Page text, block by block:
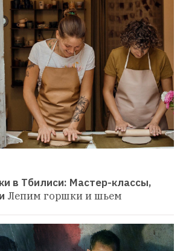
в Тбилиси: Мастер-классы,
Лепим горшки и шьем